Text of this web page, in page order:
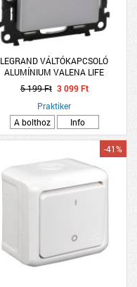
LEGRAND VÁLTÓKAPCSOLÓ
ALUMÍNIUM VALENA LIFE
5 199 Ft 3 099 Ft
Praktiker
A bolthoz
Info
-41%